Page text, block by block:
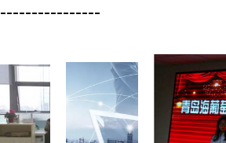
----------------